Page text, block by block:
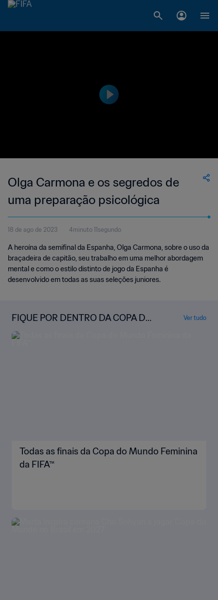
Olga Carmona e os segredos de
uma preparação psicológica
18 de ago de 2023 4minuto 11segundo
A heroína da semifinal da Espanha, Olga Carmona, sobre o uso da
braçadeira de capitão, seu trabalho em uma melhor abordagem
mental e como o estilo distinto de jogo da Espanha é
desenvolvido em todas as suas seleções juniores.
FIQUE POR DENTRO DA COPA DO
MUNDO FEMININA DA FIFA™
Ver tudo
Todas as finais da Copa do Mundo Feminina
da FIFA™